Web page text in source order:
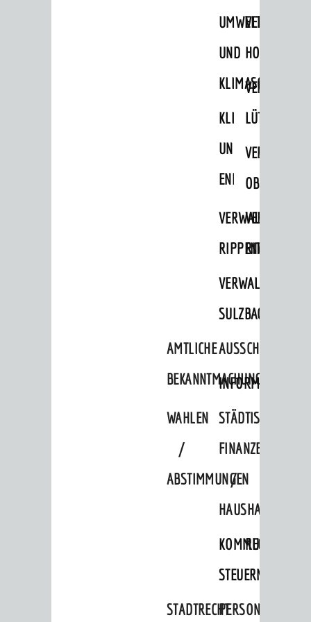
UMWELT-
UND
KLIMASCHUTZ
KLIMASCHUTZ
UND
RIPPENWEIER
SULZBACH
AMTLICHE
BEKANNTMACHUNGEN
WAHLEN
/
ABSTIMMUNGEN
STÄDTISCHE
FINANZEN
/
HAUSHALT
KOMMUNALE
STEUERN
STADTRECHTPERSONALRAT